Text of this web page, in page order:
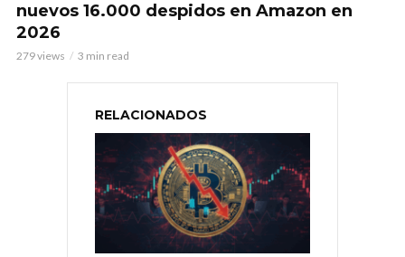
nuevos 16.000 despidos en Amazon en
2026
279 views 3 min read
RELACIONADOS